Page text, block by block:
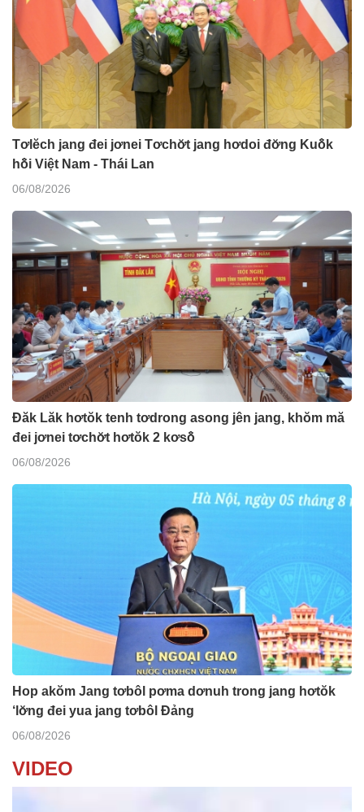
Tơlĕch jang đei jơnei Tơchơ̆t jang hơdoi đơ̆ng Kuô̆k
hô̆i Việt Nam - Thái Lan
06/08/2026
Đăk Lăk hơtŏk tenh tơdrong asong jên jang, khŏm mă
đei jơnei tơchơ̆t hơtŏk 2 kơsô̆
06/08/2026
Hop akŏm Jang tơbôl pơma dơnuh trong jang hơtŏk
‘lơ̆ng đei yua jang tơbôl Đảng
06/08/2026
VIDEO